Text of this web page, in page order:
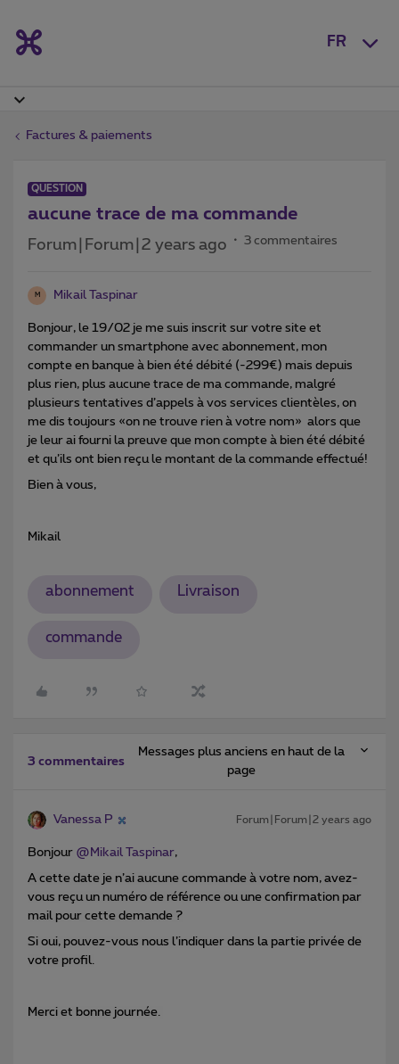
FR
Factures & paiements
QUESTION
aucune trace de ma commande
Forum|Forum|2 years ago 3 commentaires
M Mikail Taspinar
Bonjour, le 19/02 je me suis inscrit sur votre site et
commander un smartphone avec abonnement, mon
compte en banque à bien été débité (-299€) mais depuis
plus rien, plus aucune trace de ma commande, malgré
plusieurs tentatives d’appels à vos services clientèles, on
me dis toujours «on ne trouve rien à votre nom» alors que
je leur ai fourni la preuve que mon compte à bien été débité
et qu’ils ont bien reçu le montant de la commande effectué!
Bien à vous,
Mikail
abonnement Livraison
commande
3 commentaires
Messages plus anciens en haut de la
page
Vanessa P Forum|Forum|2 years ago
Bonjour @Mikail Taspinar,
A cette date je n’ai aucune commande à votre nom, avez-
vous reçu un numéro de référence ou une confirmation par
mail pour cette demande ?
Si oui, pouvez-vous nous l’indiquer dans la partie privée de
votre profil.
Merci et bonne journée.